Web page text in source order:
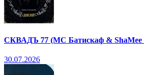
СКВАДЪ 77 (МС Батискаф & ShaMee
30.07.2026